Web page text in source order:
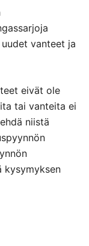
vanteet ja
eivät ole
tai vanteita ei
niistä
kysymyksen